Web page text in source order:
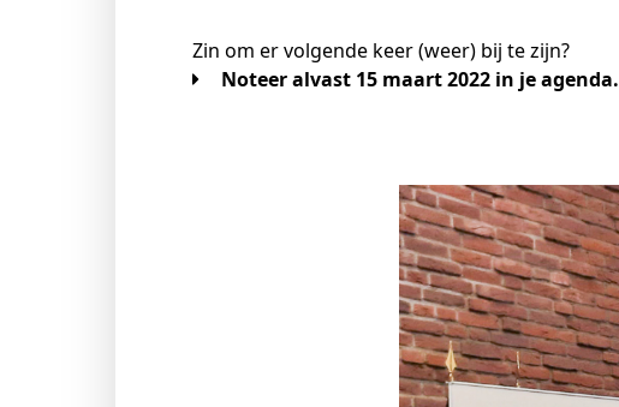
Zin om er volgende keer (weer) bij te zijn?
Noteer alvast 15 maart 2022 in je agenda.